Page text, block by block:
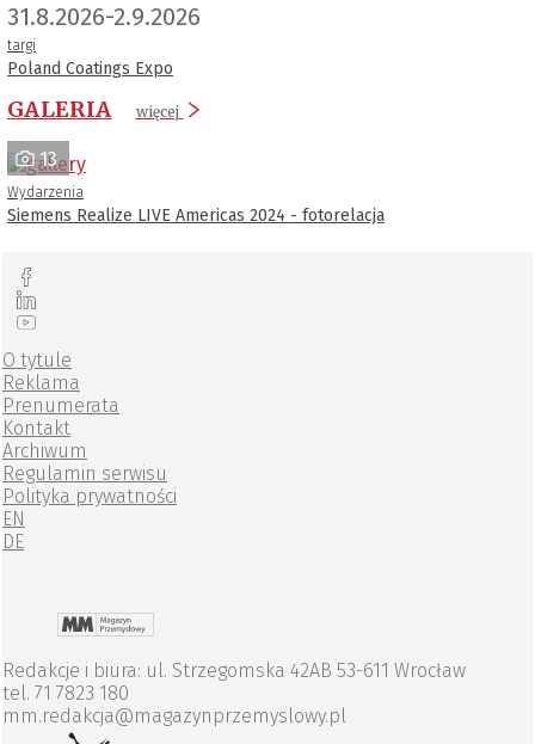
31.8.2026-2.9.2026
targi
Poland Coatings Expo
GALERIA więcej
13
Wydarzenia
Siemens Realize LIVE Americas 2024 - fotorelacja
O tytule
Reklama
Prenumerata
Kontakt
Archiwum
Regulamin serwisu
Polityka prywatności
EN
DE
Redakcje i biura: ul. Strzegomska 42AB 53-611 Wrocław
tel. 71 7823 180
mm.redakcja@magazynprzemyslowy.pl